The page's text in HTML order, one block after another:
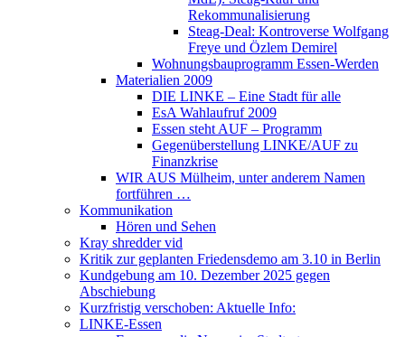
Rekommunalisierung
Steag-Deal: Kontroverse Wolfgang
Freye und Özlem Demirel
Wohnungsbauprogramm Essen-Werden
Materialien 2009
DIE LINKE – Eine Stadt für alle
EsA Wahlaufruf 2009
Essen steht AUF – Programm
Gegenüberstellung LINKE/AUF zu
Finanzkrise
WIR AUS Mülheim, unter anderem Namen
fortführen …
Kommunikation
Hören und Sehen
Kray shredder vid
Kritik zur geplanten Friedensdemo am 3.10 in Berlin
Kundgebung am 10. Dezember 2025 gegen
Abschiebung
Kurzfristig verschoben: Aktuelle Info:
LINKE-Essen